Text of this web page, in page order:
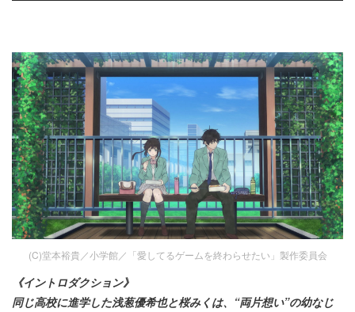
(C)堂本裕貴／小学館／「愛してるゲームを終わらせたい」製作委員会
《イントロダクション》
同じ高校に進学した浅葱優希也と桜みくは、“両片想い”の幼なじ